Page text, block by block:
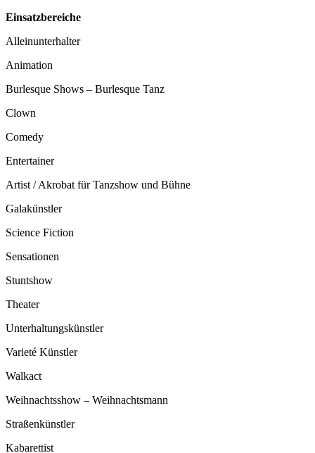
Einsatzbereiche
Alleinunterhalter
Animation
Burlesque Shows – Burlesque Tanz
Clown
Comedy
Entertainer
Artist / Akrobat für Tanzshow und Bühne
Galakünstler
Science Fiction
Sensationen
Stuntshow
Theater
Unterhaltungskünstler
Varieté Künstler
Walkact
Weihnachtsshow – Weihnachtsmann
Straßenkünstler
Kabarettist